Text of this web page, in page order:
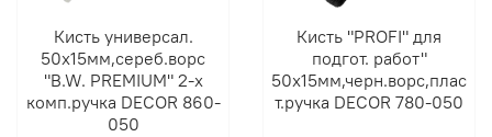
Кисть универсал.
50х15мм,сереб.ворс
"B.W. PREMIUM" 2-х
комп.ручка DECOR 860-
050
Кисть "PROFI" для
подгот. работ"
50х15мм,черн.ворс,плас
т.ручка DECOR 780-050